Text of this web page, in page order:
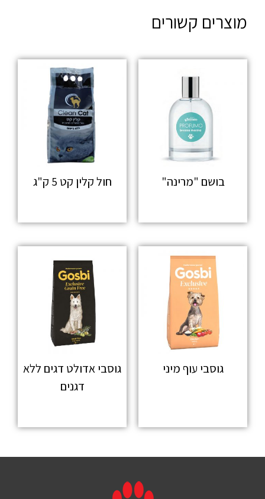
מוצרים קשורים
בושם "מרינה" חול קלין קט 5 ק"ג
גוסבי עוף מיני
גוסבי אדולט דגים ללא
דגנים